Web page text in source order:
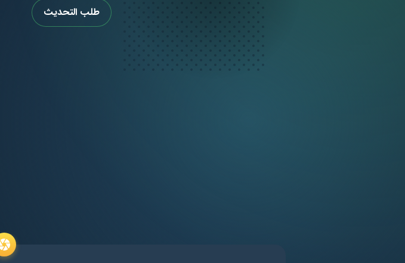
طلب التحديث